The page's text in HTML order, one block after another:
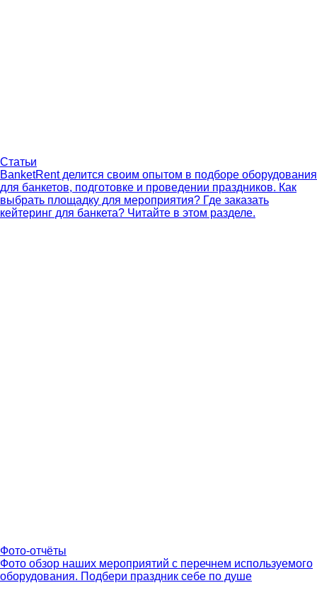
Статьи
BanketRent делится своим опытом в подборе оборудования
для банкетов, подготовке и проведении праздников. Как
выбрать площадку для мероприятия? Где заказать
кейтеринг для банкета? Читайте в этом разделе.
Фото-отчёты
Фото обзор наших мероприятий с перечнем используемого
оборудования. Подбери праздник себе по душе